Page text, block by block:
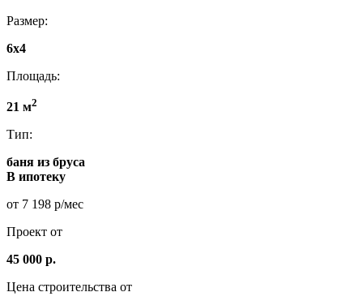
Размер:
6x4
Площадь:
21 м2
Тип:
баня из бруса
В ипотеку
от 7 198 р/мес
Проект от
45 000 р.
Цена строительства от